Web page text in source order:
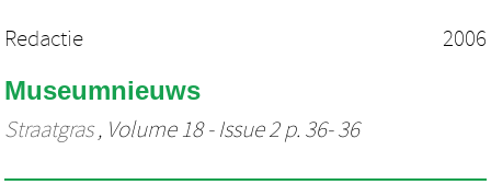
Redactie 2006
Museumnieuws
Straatgras, Volume 18 - Issue 2 p. 36- 36